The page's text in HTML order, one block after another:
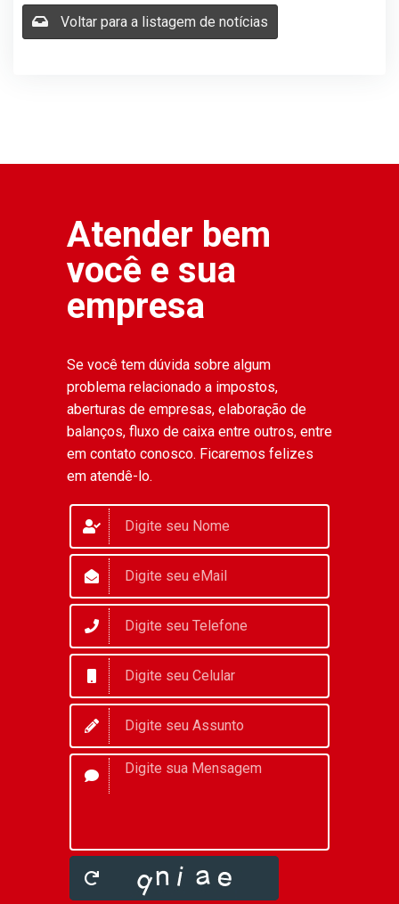
Voltar para a listagem de notícias
Atender bem
você e sua
empresa
Se você tem dúvida sobre algum
problema relacionado a impostos,
aberturas de empresas, elaboração de
balanços, fluxo de caixa entre outros, entre
em contato conosco. Ficaremos felizes
em atendê-lo.